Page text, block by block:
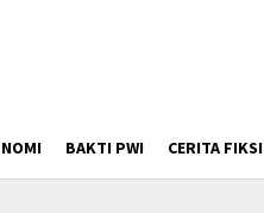
BAKTI PWI CERITA FIKSI